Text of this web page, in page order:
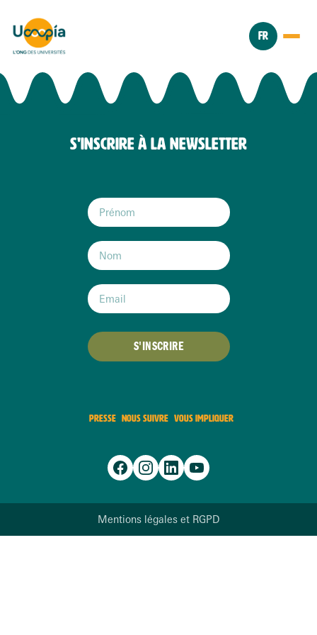
FR
S'INSCRIRE À LA NEWSLETTER
S'INSCRIRE
PRESSE NOUS SUIVRE VOUS IMPLIQUER
Mentions légales et RGPD